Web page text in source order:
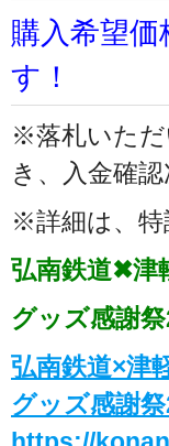
購入希望
す！
※落札いただ
き、入金確
※詳細は、特
弘南鉄道✖津
グッズ感謝
弘南鉄道×津
グッズ感謝